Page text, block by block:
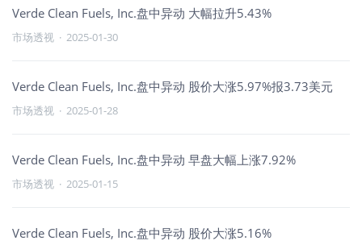
Verde Clean Fuels, Inc.盘中异动 大幅拉升5.43%
市场透视 · 2025-01-30
Verde Clean Fuels, Inc.盘中异动 股价大涨5.97%报3.73美元
市场透视 · 2025-01-28
Verde Clean Fuels, Inc.盘中异动 早盘大幅上涨7.92%
市场透视 · 2025-01-15
Verde Clean Fuels, Inc.盘中异动 股价大涨5.16%